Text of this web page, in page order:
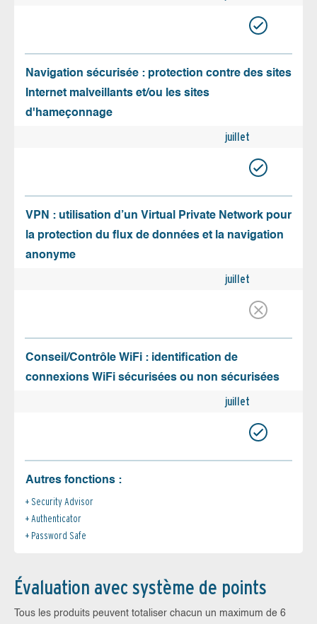
Navigation sécurisée : protection contre des sites
Internet malveillants et/ou les sites
d'hameçonnage
juillet
VPN : utilisation d’un Virtual Private Network pour
la protection du flux de données et la navigation
anonyme
juillet
Conseil/Contrôle WiFi : identification de
connexions WiFi sécurisées ou non sécurisées
juillet
Autres fonctions :
Security Advisor
Authenticator
Password Safe
Évaluation avec système de points
Tous les produits peuvent totaliser chacun un maximum de 6